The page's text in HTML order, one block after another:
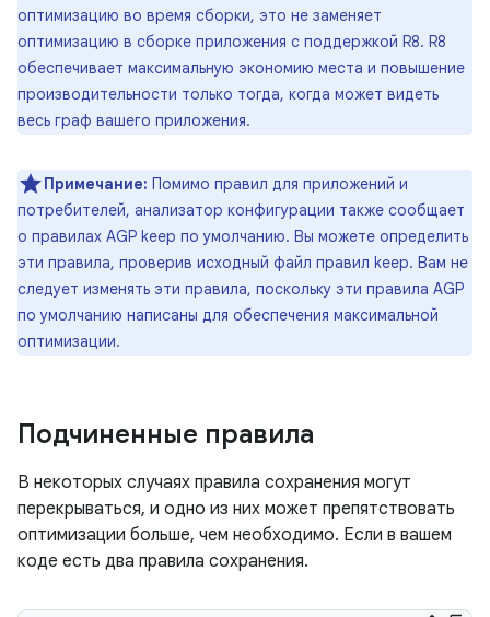
оптимизацию во время сборки, это не заменяет
оптимизацию в сборке приложения с поддержкой R8. R8
обеспечивает максимальную экономию места и повышение
производительности только тогда, когда может видеть
весь граф вашего приложения.
Примечание: Помимо правил для приложений и
потребителей, анализатор конфигурации также сообщает
о правилах AGP keep по умолчанию. Вы можете определить
эти правила, проверив исходный файл правил keep. Вам не
следует изменять эти правила, поскольку эти правила AGP
по умолчанию написаны для обеспечения максимальной
оптимизации.
Подчиненные правила
В некоторых случаях правила сохранения могут
перекрываться, и одно из них может препятствовать
оптимизации больше, чем необходимо. Если в вашем
коде есть два правила сохранения.